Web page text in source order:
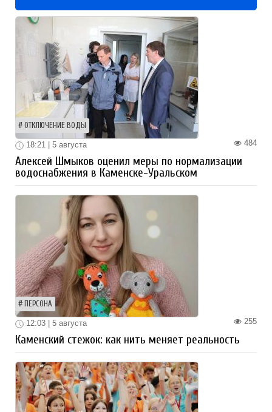
ОТКЛЮЧЕНИЕ ВОДЫ
484
18:21 | 5 августа
Алексей Шмыков оценил меры по нормализации
водоснабжения в Каменске-Уральском
ПЕРСОНА
255
12:03 | 5 августа
Каменский стежок: как нить меняет реальность